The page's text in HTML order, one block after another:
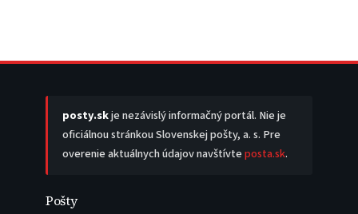
posty.skje nezávislý informačný portál. Nie je
oficiálnou stránkou Slovenskej pošty, a. s. Pre
overenie aktuálnych údajov navštívteposta.sk.
Pošty